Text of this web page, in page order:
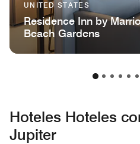
UNITED STATES
Residence Inn by
Beach Gardens
Hoteles Hoteles
Jupiter